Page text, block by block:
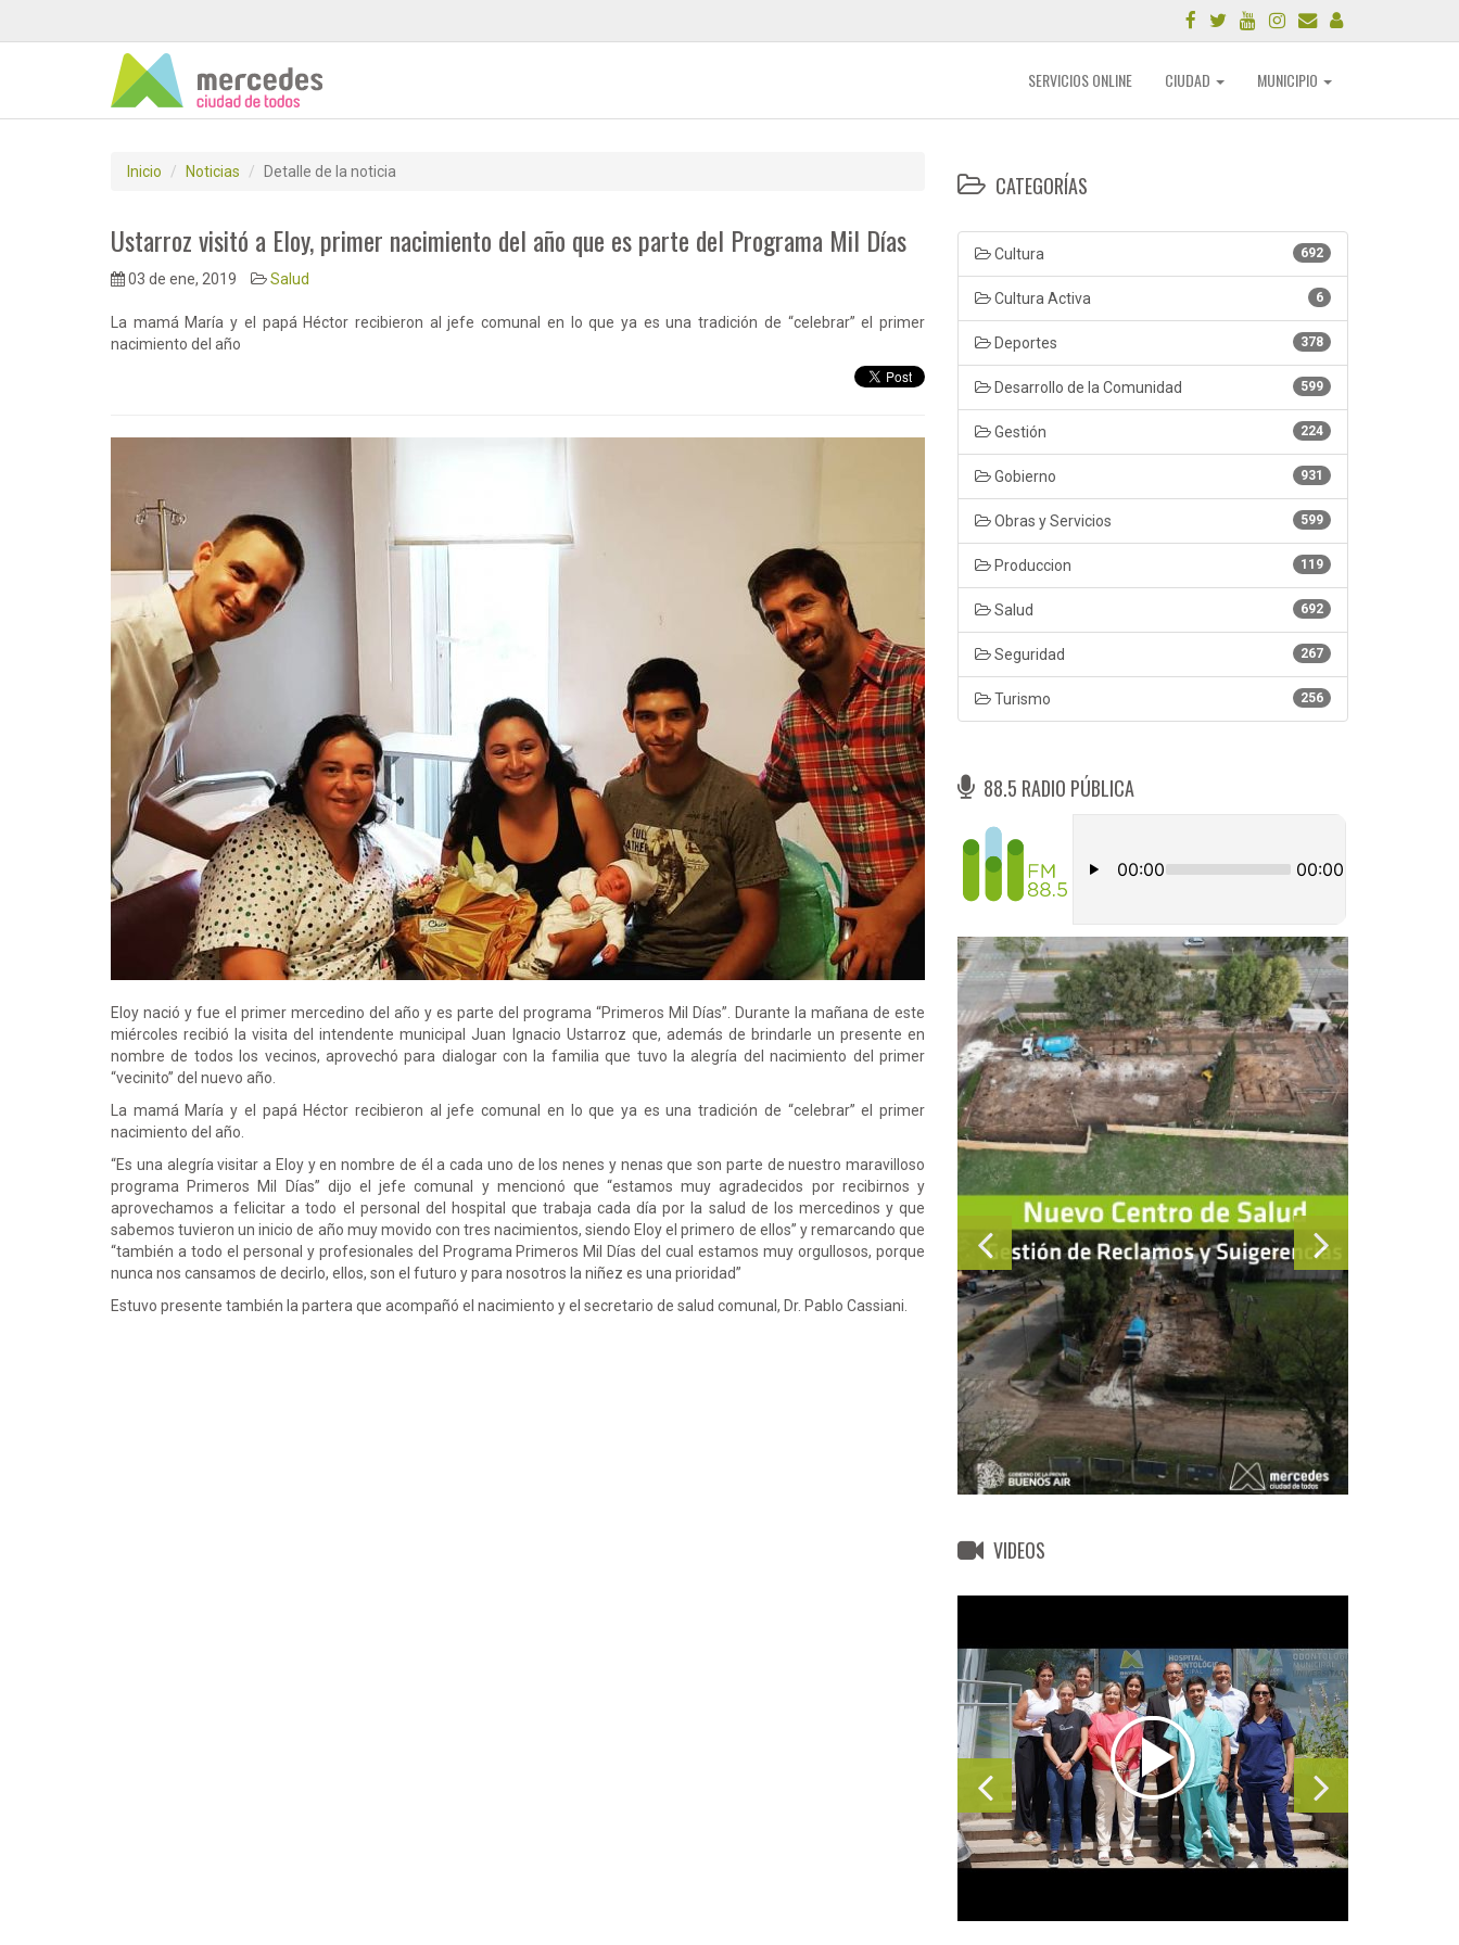
SERVICIOS ONLINE CIUDAD MUNICIPIO
Inicio Noticias Detalle de la noticia
Ustarroz visitó a Eloy, primer nacimiento del año que es parte del Programa Mil Días
03 de ene, 2019 Salud
La mamá María y el papá Héctor recibieron al jefe comunal en lo que ya es una tradición de “celebrar” el primer
nacimiento del año
Eloy nació y fue el primer mercedino del año y es parte del programa “Primeros Mil Días”. Durante la mañana de este
miércoles recibió la visita del intendente municipal Juan Ignacio Ustarroz que, además de brindarle un presente en
nombre de todos los vecinos, aprovechó para dialogar con la familia que tuvo la alegría del nacimiento del primer
“vecinito” del nuevo año.
La mamá María y el papá Héctor recibieron al jefe comunal en lo que ya es una tradición de “celebrar” el primer
nacimiento del año.
“Es una alegría visitar a Eloy y en nombre de él a cada uno de los nenes y nenas que son parte de nuestro maravilloso
programa Primeros Mil Días” dijo el jefe comunal y mencionó que “estamos muy agradecidos por recibirnos y
aprovechamos a felicitar a todo el personal del hospital que trabaja cada día por la salud de los mercedinos y que
sabemos tuvieron un inicio de año muy movido con tres nacimientos, siendo Eloy el primero de ellos” y remarcando que
“también a todo el personal y profesionales del Programa Primeros Mil Días del cual estamos muy orgullosos, porque
nunca nos cansamos de decirlo, ellos, son el futuro y para nosotros la niñez es una prioridad”
Estuvo presente también la partera que acompañó el nacimiento y el secretario de salud comunal, Dr. Pablo Cassiani.
CATEGORÍAS
692
Cultura
6
Cultura Activa
378
Deportes
599
Desarrollo de la Comunidad
224
Gestión
931
Gobierno
599
Obras y Servicios
119
Produccion
692
Salud
267
Seguridad
256
Turismo
88.5 RADIO PÚBLICA
VIDEOS